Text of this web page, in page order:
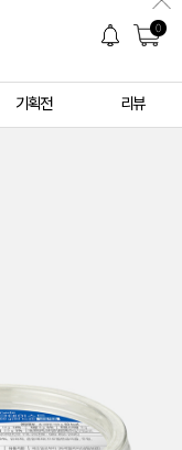
0
기획전 리뷰